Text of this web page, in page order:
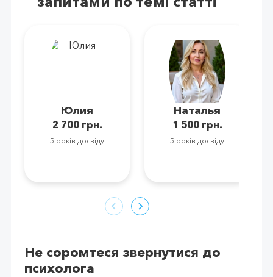
Юлия
2 700 грн.
5 років досвіду
Наталья
1 500 грн.
5 років досвіду
Не соромтеся звернутися до
психолога